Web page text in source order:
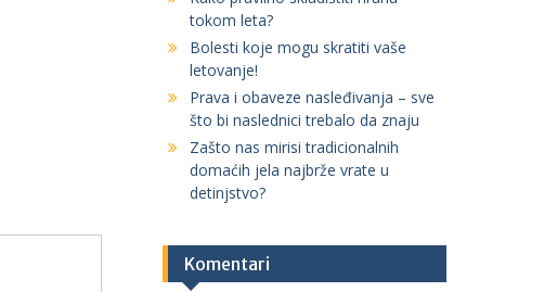
tokom leta?
Bolesti koje mogu skratiti vaše
letovanje!
Prava i obaveze nasleđivanja – sve
što bi naslednici trebalo da znaju
Zašto nas mirisi tradicionalnih
domaćih jela najbrže vrate u
detinjstvo?
Komentari